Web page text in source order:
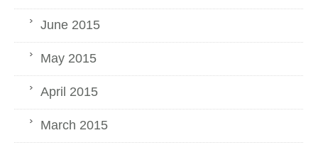
June 2015
May 2015
April 2015
March 2015